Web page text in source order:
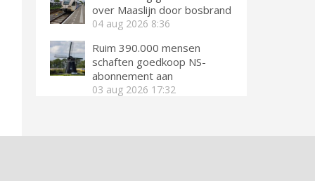
over Maaslijn door bosbrand
04 aug 2026 8:36
Ruim 390.000 mensen
schaften goedkoop NS-
abonnement aan
03 aug 2026 17:32